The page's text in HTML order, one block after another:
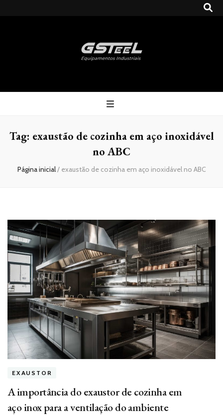
Gsteel
Tag: exaustão de cozinha em aço inoxidável
no ABC
Página inicial/ exaustão de cozinha em aço inoxidável no ABC
EXAUSTOR
A importância do exaustor de cozinha em
aço inox para a ventilação do ambiente